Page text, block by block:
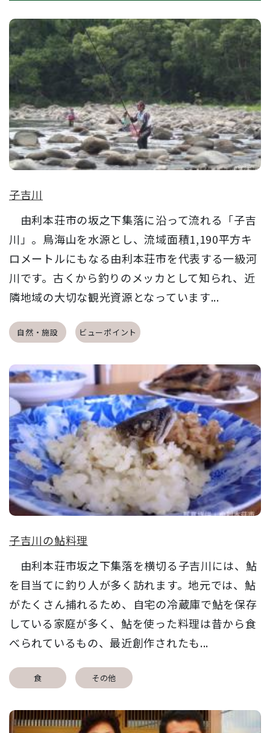
子吉川
由利本荘市の坂之下集落に沿って流れる「子吉
川」。鳥海山を水源とし、流域面積1,190平方キ
ロメートルにもなる由利本荘市を代表する一級河
川です。古くから釣りのメッカとして知られ、近
隣地域の大切な観光資源となっています...
自然・施設 ビューポイント
子吉川の鮎料理
由利本荘市坂之下集落を横切る子吉川には、鮎
を目当てに釣り人が多く訪れます。地元では、鮎
がたくさん捕れるため、自宅の冷蔵庫で鮎を保存
している家庭が多く、鮎を使った料理は昔から食
べられているもの、最近創作されたも...
食 その他